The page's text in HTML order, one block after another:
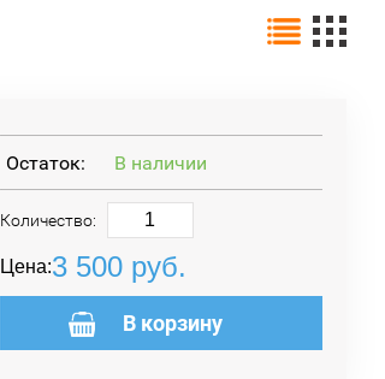
Цена:3 500руб.
Остаток: В наличии
Количество:
В корзину